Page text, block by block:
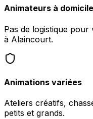
Animateurs à domicile
Pas de logistique
à Alaincourt.
Animations variées
Ateliers créatifs,
petits et grands.